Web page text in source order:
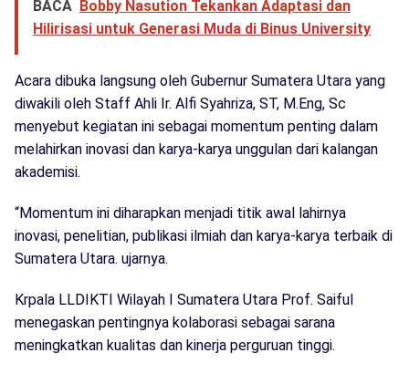
BACA Bobby Nasution Tekankan Adaptasi dan
Hilirisasi untuk Generasi Muda di Binus University
Acara dibuka langsung oleh Gubernur Sumatera Utara yang
diwakili oleh Staff Ahli Ir. Alfi Syahriza, ST, M.Eng, Sc
menyebut kegiatan ini sebagai momentum penting dalam
melahirkan inovasi dan karya-karya unggulan dari kalangan
akademisi.
“Momentum ini diharapkan menjadi titik awal lahirnya
inovasi, penelitian, publikasi ilmiah dan karya-karya terbaik di
Sumatera Utara. ujarnya.
Krpala LLDIKTI Wilayah I Sumatera Utara Prof. Saiful
menegaskan pentingnya kolaborasi sebagai sarana
meningkatkan kualitas dan kinerja perguruan tinggi.